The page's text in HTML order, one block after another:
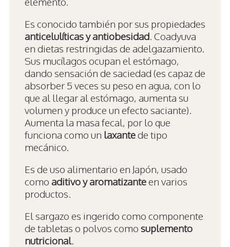
Es conocido también por sus propiedades
anticelulíticas y antiobesidad . Coadyuva
en dietas restringidas de adelgazamiento.
Sus mucílagos ocupan el estómago,
dando sensación de saciedad (es capaz de
absorber 5 veces su peso en agua, con lo
que al llegar al estómago, aumenta su
volumen y produce un efecto saciante).
Aumenta la masa fecal, por lo que
funciona como un laxantede tipo
mecánico.
Es de uso alimentario en Japón, usado
como aditivo y aromatizanteen varios
productos.
El sargazo es ingerido como componente
de tabletas o polvos como suplemento
nutricional